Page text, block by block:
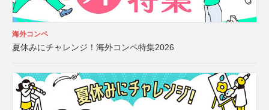
海外コンペ
夏休みにチャレンジ！海外コンペ特集2026